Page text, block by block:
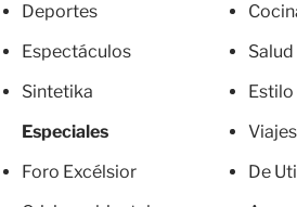
Deportes
Espectáculos
Sintetika
Especiales
Foro Excélsior
Salud
Estilo
Viajes
De